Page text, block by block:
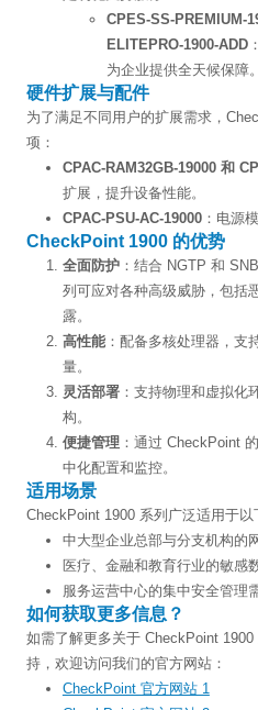
CPES-SS-PREMIUM-
ELITEPRO-1900-ADD
为企业提供全天候保障。
硬件扩展与配件
为了满足不同用户的扩展需求，
项：
CPAC-RAM32GB-19000 和
扩展，提升设备性能。
CPAC-PSU-AC-19000：电源
CheckPoint 1900 的优势
全面防护：结合 NGTP 和
列可应对各种高级威胁，包括
露。
高性能：配备多核处理器，支
量。
灵活部署：支持物理和虚拟化
构。
便捷管理：通过 CheckPoint
中化配置和监控。
适用场景
CheckPoint 1900 系列广泛适用于以
中大型企业总部与分支机构的
医疗、金融和教育行业的敏感
服务运营中心的集中安全管理
如何获取更多信息？
如需了解更多关于 CheckPoint
持，欢迎访问我们的官方网站：
CheckPoint 官方网站 1